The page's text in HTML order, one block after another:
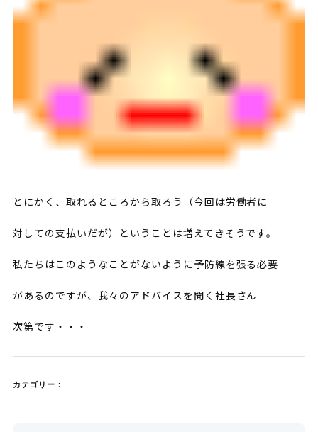
とにかく、取れるところから取ろう（今回は労働者に
対しての支払いだが）ということは増えてきそうです。
私たちはこのようなことがないように予防線を張る必要
があるのですが、我々のアドバイスを聞く社長さん
次第です・・・
カテゴリー：